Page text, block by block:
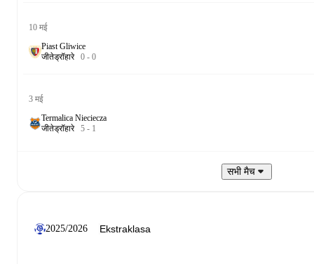
10 मई
Piast Gliwice
जीतेड्रॉहारे 0 - 0
3 मई
Termalica Nieciecza
जीतेड्रॉहारे 5 - 1
सभी मैच
2025/2026